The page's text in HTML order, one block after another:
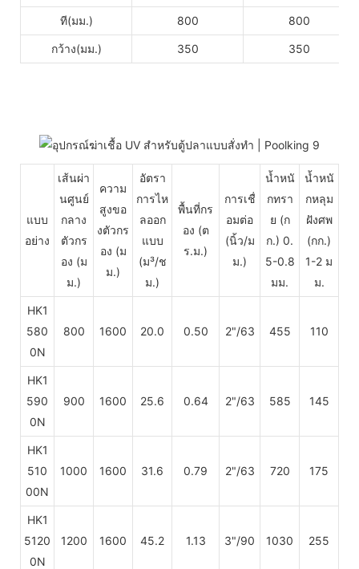
ที(มม.) 800 800
กว้าง(มม.) 350 350
แบบ
อย่าง
เส้นผ่า
นศูนย์
กลาง
ตัวกร
อง (ม
ม.)
ความ
สูงขอ
งตัวกร
อง (ม
ม.)
อัตรา
การไห
ลออก
แบบ
(ม³/ช
ม.)
พื้นที่กร
อง (ต
ร.ม.)
การเชื่
อมต่อ
(นิ้ว/ม
ม.)
น้ำหนั
กทรา
ย (ก
ก.) 0.
5-0.8
มม.
น้ำหนั
กหลุม
ฝังศพ
(กก.)
1-2 ม
ม.
HK1
580
0N
800 1600 20.0 0.50 2"/63 455 110
HK1
590
0N
900 1600 25.6 0.64 2"/63 585 145
HK1
510
00N
1000 1600 31.6 0.79 2"/63 720 175
HK1
5120
0N
1200 1600 45.2 1.13 3"/90 1030 255